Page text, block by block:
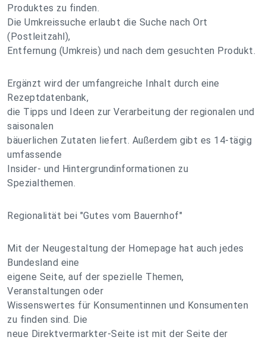
Produktes zu finden.
Die Umkreissuche erlaubt die Suche nach Ort
(Postleitzahl),
Entfernung (Umkreis) und nach dem gesuchten Produkt.
Ergänzt wird der umfangreiche Inhalt durch eine
Rezeptdatenbank,
die Tipps und Ideen zur Verarbeitung der regionalen und
saisonalen
bäuerlichen Zutaten liefert. Außerdem gibt es 14-tägig
umfassende
Insider- und Hintergrundinformationen zu
Spezialthemen.
Regionalität bei "Gutes vom Bauernhof"
Mit der Neugestaltung der Homepage hat auch jedes
Bundesland eine
eigene Seite, auf der spezielle Themen,
Veranstaltungen oder
Wissenswertes für Konsumentinnen und Konsumenten
zu finden sind. Die
neue Direktvermarkter-Seite ist mit der Seite der